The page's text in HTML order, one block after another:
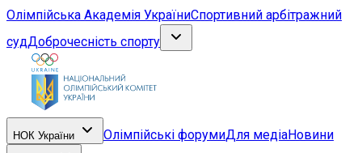
Олімпійська Академія УкраїниСпортивний арбітражний
судДоброчесність спорту
НОК України Олімпійські форумиДля медіаНовини